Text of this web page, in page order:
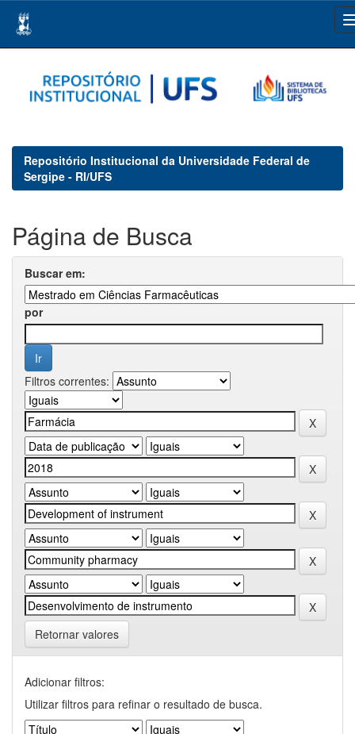
navigation
Repositório Institucional da Universidade Federal de
Sergipe - RI/UFS
Página de Busca
Buscar em:
por
Filtros correntes:
Retornar valores
Adicionar filtros:
Utilizar filtros para refinar o resultado de busca.